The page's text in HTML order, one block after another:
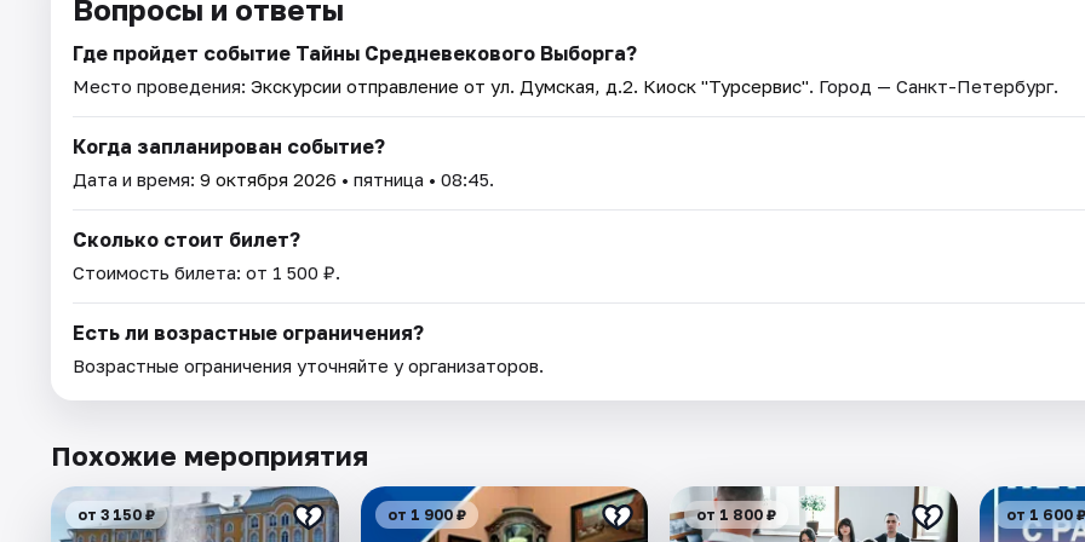
Вопросы и ответы
Где пройдет событие Тайны Средневекового Выборга?
Место проведения: Экскурсии отправление от ул. Думская, д.2. Киоск "Турсервис". Город — Санкт-Петербург.
Когда запланирован событие?
Дата и время: 9 октября 2026 • пятница • 08:45.
Сколько стоит билет?
Стоимость билета: от 1 500 ₽.
Есть ли возрастные ограничения?
Возрастные ограничения уточняйте у организаторов.
Похожие мероприятия
от 3 150 ₽ от 1 900 ₽ от 1 800 ₽ от 1 600 ₽